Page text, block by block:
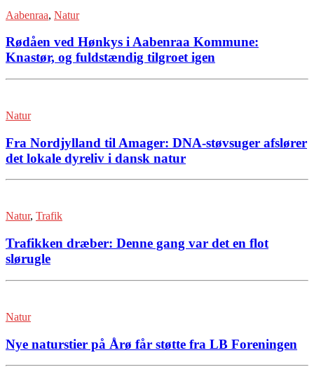
Aabenraa, Natur
Rødåen ved Hønkys i Aabenraa Kommune:
Knastør, og fuldstændig tilgroet igen
Natur
Fra Nordjylland til Amager: DNA-støvsuger afslører
det lokale dyreliv i dansk natur
Natur, Trafik
Trafikken dræber: Denne gang var det en flot
slørugle
Natur
Nye naturstier på Årø får støtte fra LB Foreningen